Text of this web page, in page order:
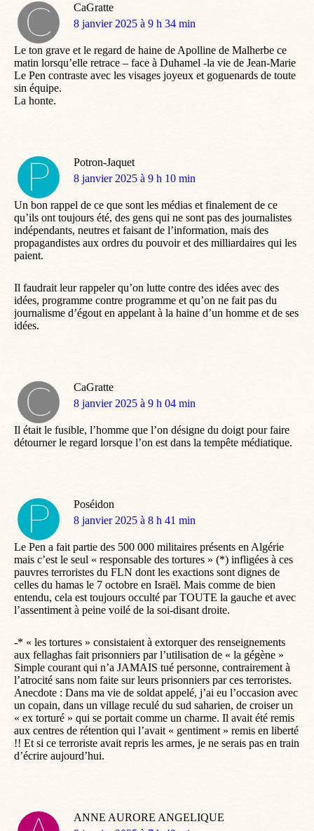
CaGratte
dit
8 janvier 2025 à 9 h 34 min
Le ton grave et le regard de haine de Apolline de Malherbe ce
matin lorsqu’elle retrace – face à Duhamel -la vie de Jean-Marie
Le Pen contraste avec les visages joyeux et goguenards de toute
sin équipe.
La honte.
Potron-Jaquet
dit
8 janvier 2025 à 9 h 10 min
Un bon rappel de ce que sont les médias et finalement de ce
qu’ils ont toujours été, des gens qui ne sont pas des journalistes
indépendants, neutres et faisant de l’information, mais des
propagandistes aux ordres du pouvoir et des milliardaires qui les
paient.
Il faudrait leur rappeler qu’on lutte contre des idées avec des
idées, programme contre programme et qu’on ne fait pas du
journalisme d’égout en appelant à la haine d’un homme et de ses
idées.
CaGratte
dit
8 janvier 2025 à 9 h 04 min
Il était le fusible, l’homme que l’on désigne du doigt pour faire
détourner le regard lorsque l’on est dans la tempête médiatique.
Poséidon
dit
8 janvier 2025 à 8 h 41 min
Le Pen a fait partie des 500 000 militaires présents en Algérie
mais c’est le seul « responsable des tortures » (*) infligées à ces
pauvres terroristes du FLN dont les exactions sont dignes de
celles du hamas le 7 octobre en Israël. Mais comme de bien
entendu, cela est toujours occulté par TOUTE la gauche et avec
l’assentiment à peine voilé de la soi-disant droite.
-* « les tortures » consistaient à extorquer des renseignements
aux fellaghas fait prisonniers par l’utilisation de « la gégène »
Simple courant qui n’a JAMAIS tué personne, contrairement à
l’atrocité sans nom faite sur leurs prisonniers par ces terroristes.
Anecdote : Dans ma vie de soldat appelé, j’ai eu l’occasion avec
un copain, dans un village reculé du sud saharien, de croiser un
« ex torturé » qui se portait comme un charme. Il avait été remis
aux centres de rétention qui l’avait « gentiment » remis en liberté
!! Et si ce terroriste avait repris les armes, je ne serais pas en train
d’écrire aujourd’hui.
ANNE AURORE ANGELIQUE